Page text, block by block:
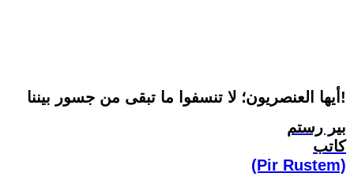
أيها العنصريون؛ لا تنسفوا ما تبقى من جسور بيننا!
بير رستم
كاتب
(Pir Rustem)